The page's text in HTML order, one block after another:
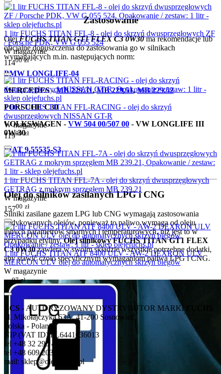
Zastosowanie
OlejFUCHS TITAN GT1 FLEX C3 0W30ma rekomendacje lub
oficjalne dopuszczenia do zastosowania go w silnikach
wymagających m.in. następujących norm:
BMW LONGLIFE-04
MERCEDES -MB 229.31,MB 229.51,MB 229.52
PORSCHE C30
VOLKSWAGEN - VW 504 00/507 00 - VW LONGLIFE III
0W-30
FIAT 9.55535-S3
Olej do silników zasilanych LPG i CNG
Silniki zasilane gazem LPG lub CNG wymagają zastosowania
dedykowanych olejów, ponieważ to paliwo wymaga od oleju
innych parametrów smarnych i temperaturowych, niż jest to w
przypadku etyliny.Olej silnikowy FUCHS TITAN GT1 FLEX
C3 0W30zawiera w swoim składzie wszystkie potrzebne dodatki,
aby stawić czoło specyficznym wymaganiom paliwa LPG i CNG.
1 litr FUCHS TITAN FFL-8 - olej do skrzyń dwusprzęgłowych ZF
/ Porsche PDK, VW G 055 524
W magazynie
11400 zł
1 litr FUCHS TITAN FFL-RACING - olej do skrzyń
dwusprzęgłowych NISSAN GT-R
W magazynie
11900 zł
1 litr FUCHS TITAN FFL-7A - olej do skrzyń dwusprzęgłowych
GETRAG z mokrym sprzęgłem MB 239.21
W magazynie
15700 zł
1 litr FUCHS TITAN ATF 8400 ULV - AW-2 DEXRON ULV
MERCON ULV olej do automatycznych skrzyń biegów
W magazynie
9797 zł
BCS - AUTORYZOWANY DYSTRYBUTOR MARKI
ul. Mikołajczyka 63A, 41-200 Sosnowiec
Polska - Poland
NIP (VAT ID) PL6441036013
tel +48 32 290 43 50
tel +48 609 203 600
mail: sklep@olejefuchs.pl